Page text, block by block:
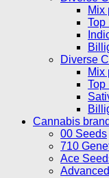
Mix
Top
Diverse
Mix
Top
Cannabis
00 Seeds
710
Ace